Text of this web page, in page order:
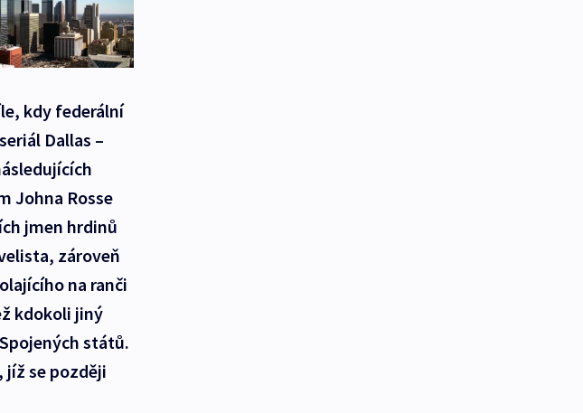
kdy federální
Dallas –
Johna Rosse
jmen hrdinů
zároveň
na ranči
kdokoli jiný
států.
jíž se později